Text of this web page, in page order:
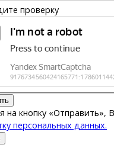
проверку
на кнопку «Отправить»,
персональных данных.